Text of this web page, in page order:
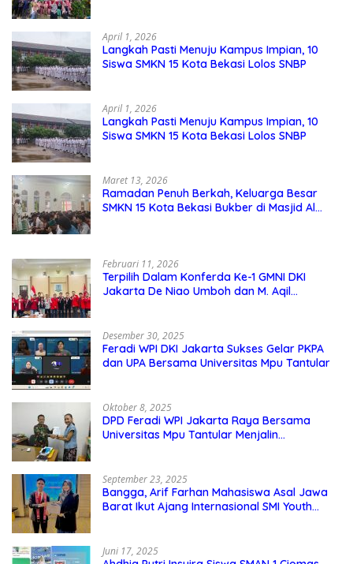
April 1, 2026
Langkah Pasti Menuju Kampus Impian, 10
Siswa SMKN 15 Kota Bekasi Lolos SNBP
April 1, 2026
Langkah Pasti Menuju Kampus Impian, 10
Siswa SMKN 15 Kota Bekasi Lolos SNBP
Maret 13, 2026
Ramadan Penuh Berkah, Keluarga Besar
SMKN 15 Kota Bekasi Bukber di Masjid Al
Februari 11, 2026
Terpilih Dalam Konferda Ke-1 GMNI DKI
Jakarta De Niao Umboh dan M. Aqil
Desember 30, 2025
Feradi WPI DKI Jakarta Sukses Gelar PKPA
dan UPA Bersama Universitas Mpu Tantular
Oktober 8, 2025
DPD Feradi WPI Jakarta Raya Bersama
Universitas Mpu Tantular Menjalin
September 23, 2025
Bangga, Arif Farhan Mahasiswa Asal Jawa
Barat Ikut Ajang Internasional SMI Youth
Juni 17, 2025